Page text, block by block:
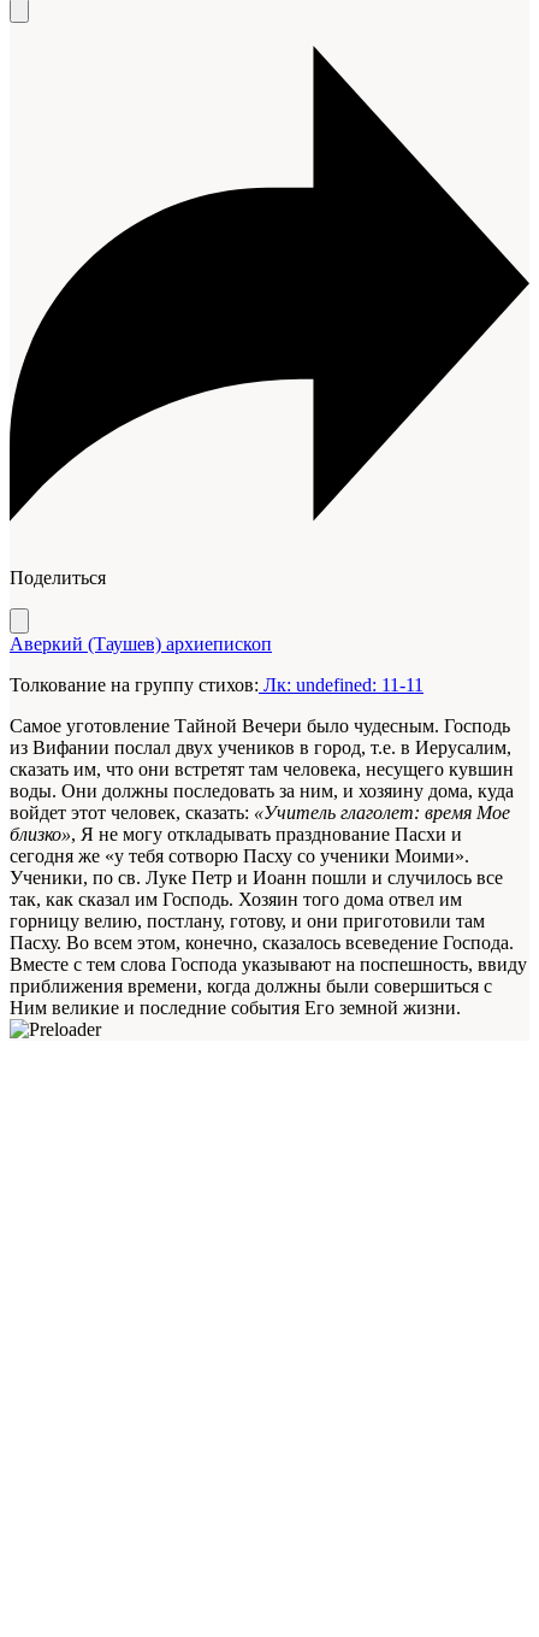
Поделиться
Аверкий (Таушев) архиепископ
Толкование на группу стихов: Лк: undefined: 11-11
Самое уготовление Тайной Вечери было чудесным. Господь
из Вифании послал двух учеников в город, т.е. в Иерусалим,
сказать им, что они встретят там человека, несущего кувшин
воды. Они должны последовать за ним, и хозяину дома, куда
войдет этот человек, сказать: «Учитель глаголет: время Мое
близко», Я не могу откладывать празднование Пасхи и
сегодня же «у тебя сотворю Пасху со ученики Моими».
Ученики, по св. Луке Петр и Иоанн пошли и случилось все
так, как сказал им Господь. Хозяин того дома отвел им
горницу велию, постлану, готову, и они приготовили там
Пасху. Во всем этом, конечно, сказалось всеведение Господа.
Вместе с тем слова Господа указывают на поспешность, ввиду
приближения времени, когда должны были совершиться с
Ним великие и последние события Его земной жизни.